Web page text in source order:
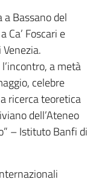
Bassano del
Ca’ Foscari e
a metà
celebre
ricerca teoretica
dell’Ateneo
– Istituto Banfi di